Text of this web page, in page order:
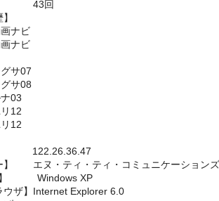
】 43回
ナビ
ナビ
サ07
サ08
03
12
12
】 122.26.36.47
】 エヌ・ティ・ティ・コミュニケーション
】 Windows XP
ウザ】Internet Explorer 6.0